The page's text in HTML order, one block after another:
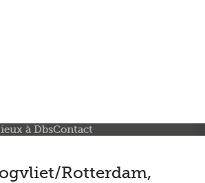
à DbsContact
Rotterdam,